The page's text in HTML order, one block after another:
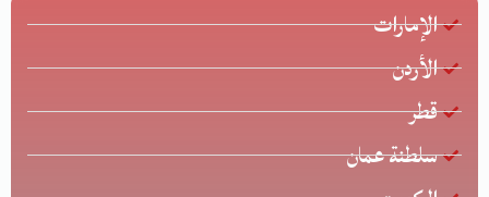
الإمارات
الأردن
قطر
سلطنة عمان